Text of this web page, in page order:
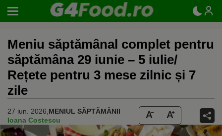
Meniu săptămânal complet pentru
săptămâna 29 iunie – 5 iulie/
Rețete pentru 3 mese zilnic și 7
zile
27 iun. 2026, MENIUL SĂPTĂMÂNII
Ioana Costescu